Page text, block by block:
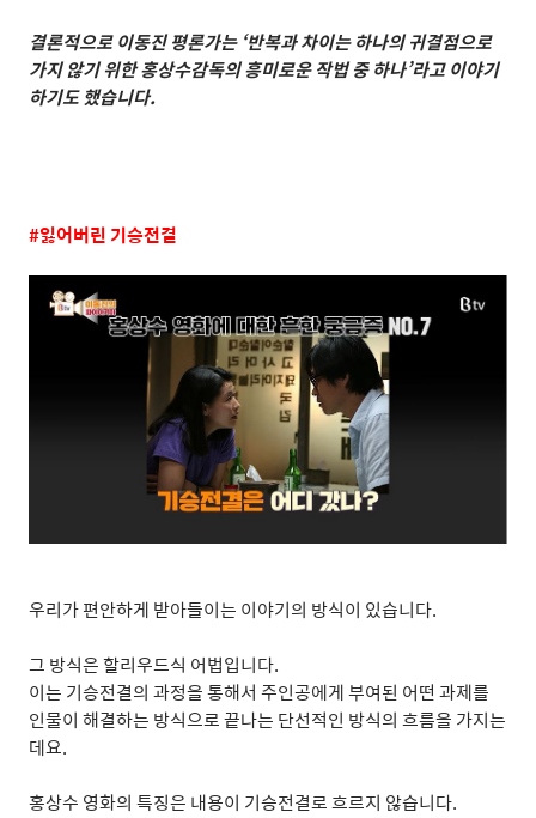
결론적으로 이동진 평론가는 ‘반복과 차이는 하나의 귀결점으로
가지 않기 위한 홍상수감독의 흥미로운 작법 중 하나’라고 이야기
하기도 했습니다.
#잃어버린 기승전결
우리가 편안하게 받아들이는 이야기의 방식이 있습니다.
그 방식은 할리우드식 어법입니다.
이는 기승전결의 과정을 통해서 주인공에게 부여된 어떤 과제를
인물이 해결하는 방식으로 끝나는 단선적인 방식의 흐름을 가지는
데요.
홍상수 영화의 특징은 내용이 기승전결로 흐르지 않습니다.